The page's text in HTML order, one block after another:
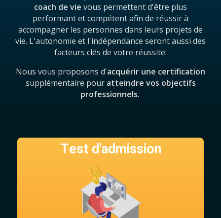
coach de vie vous permettent d'être plus
performant et compétent afin de réussir à
accompagner les personnes dans leurs projets de
vie. L'autonomie et l'indépendance seront aussi des
facteurs clés de votre réussite.
Nous vous proposons d'acquérir une certification
supplémentaire pour atteindre vos objectifs
professionnels.
Test d'admission